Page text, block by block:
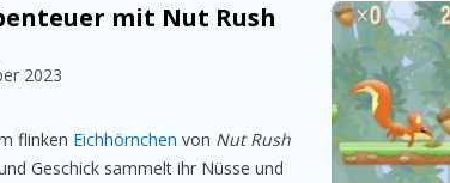
mit Nut Rush
2023
flinken Eichhörnchen von Nut Rush
Geschick sammelt ihr Nüsse und